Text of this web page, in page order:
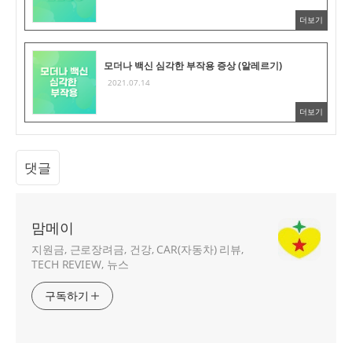
더보기
모더나 백신 심각한 부작용 증상 (알레르기)
2021.07.14
더보기
댓글
맘메이
지원금, 근로장려금, 건강, CAR(자동차) 리뷰,
TECH REVIEW, 뉴스
구독하기